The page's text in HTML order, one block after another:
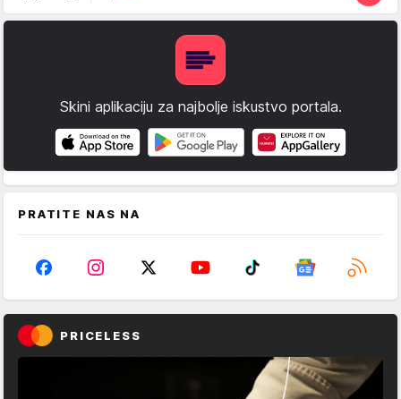
Skini aplikaciju za najbolje iskustvo portala.
PRATITE NAS NA
PRICELESS